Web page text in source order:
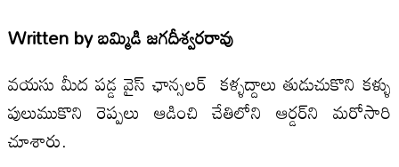
Written byబమ్మిడి జగదీశ్వరరావు
వయసు మీద పడ్డ వైస్ ఛాన్సలర్ కళ్ళద్దాలు తుడుచుకొని కళ్ళు
పులుముకొని రెప్పలు ఆడించి చేతిలోని ఆర్డర్‌ని మరోసారి
చూశారు.